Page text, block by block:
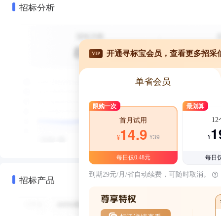
招标分析
招标产品
VIP 开通寻标宝会员，查看更多招采
单省会员
限购一次
首月试用
¥14.9 ¥39
每日仅0.48元
最划算
12
¥
每日
到期29元/月/省自动续费，可随时取消。